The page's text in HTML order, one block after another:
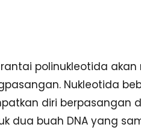
polinukleotida
Nukleotida
diri berpasangan
dua buah DNA yang